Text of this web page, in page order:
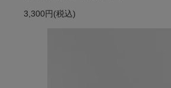
3,300円 (税込)